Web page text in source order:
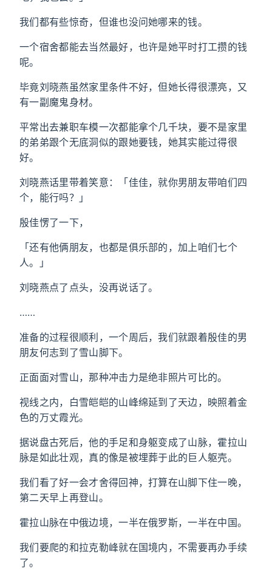
我们都有些惊奇，但谁也没问她哪来的钱。
一个宿舍都能去当然最好，也许是她平时打工攒的钱
呢。
毕竟刘晓燕虽然家里条件不好，但她长得很漂亮，又
有一副魔鬼身材。
平常出去兼职车模一次都能拿个几千块，要不是家里
的弟弟跟个无底洞似的跟她要钱，她其实能过得很
好。
刘晓燕话里带着笑意：「佳佳，就你男朋友带咱们四
个，能行吗？」
殷佳愣了一下，
「还有他俩朋友，也都是俱乐部的，加上咱们七个
人。」
刘晓燕点了点头，没再说话了。
……
准备的过程很顺利，一个周后，我们就跟着殷佳的男
朋友何志到了雪山脚下。
正面面对雪山，那种冲击力是绝非照片可比的。
视线之内，白雪皑皑的山峰绵延到了天边，映照着金
色的万丈霞光。
据说盘古死后，他的手足和身躯变成了山脉，霍拉山
脉是如此壮观，真的像是被埋葬于此的巨人躯壳。
我们看了好一会才舍得回神，打算在山脚下住一晚，
第二天早上再登山。
霍拉山脉在中俄边境，一半在俄罗斯，一半在中国。
我们要爬的和拉克勒峰就在国境内，不需要再办手续
了。